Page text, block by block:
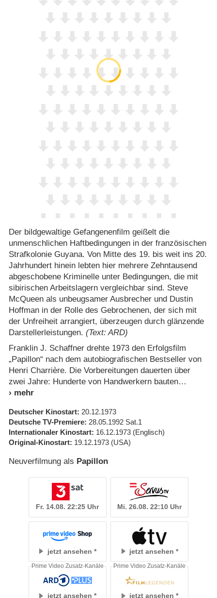
Der bildgewaltige Gefangenenfilm geißelt die
unmenschlichen Haftbedingungen in der französischen
Strafkolonie Guyana. Von Mitte des 19. bis weit ins 20.
Jahrhundert hinein lebten hier mehrere Zehntausend
abgeschobene Kriminelle unter Bedingungen, die mit
sibirischen Arbeitslagern vergleichbar sind. Steve
McQueen als unbeugsamer Ausbrecher und Dustin
Hoffman in der Rolle des Gebrochenen, der sich mit
der Unfreiheit arrangiert, überzeugen durch glänzende
Darstellerleistungen. (Text: ARD)
Franklin J. Schaffner drehte 1973 den Erfolgsfilm
„Papillon“ nach dem autobiografischen Bestseller von
Henri Charrière. Die Vorbereitungen dauerten über
zwei Jahre: Hunderte von Handwerkern bauten
Deutscher Kinostart 20.12.1973
Deutsche TV-Premiere 28.05.1992 Sat.1
Internationaler Kinostart 16.12.1973 (Englisch)
Original-Kinostart 19.12.1973 (USA)
Neuverfilmung als Papillon
Fr. 14.08. 22:25 Uhr Mi. 26.08. 22:10 Uhr
jetzt ansehen jetzt ansehen
jetzt ansehen
Prime Video Zusatz-Kanäle
jetzt ansehen
Prime Video Zusatz-Kanäle